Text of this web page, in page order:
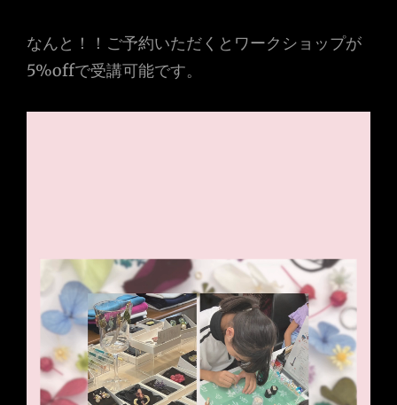
なんと！！ご予約いただくとワークショップが
5%offで受講可能です。